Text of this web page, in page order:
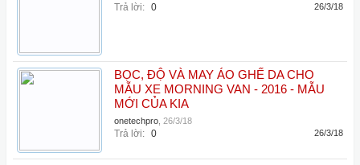
Trả lời: 0 26/3/18
BỌC, ĐỘ VÀ MAY ÁO GHẾ DA CHO
MẪU XE MORNING VAN - 2016 - MẪU
MỚI CỦA KIA
onetechpro 26/3/18
Trả lời: 0 26/3/18